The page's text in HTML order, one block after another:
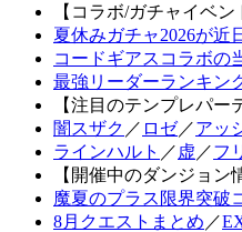
【コラボ/ガチャイベン
夏休みガチャ2026が近
コードギアスコラボの
最強リーダーランキン
【注目のテンプレパー
闇スザク ／ ロゼ／アッ
ラインハルト ／ 虚 ／フ
【開催中のダンジョン
魔夏のプラス限界突破
8月クエストまとめ ／